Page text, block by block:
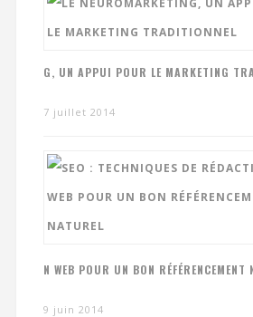
G, UN APPUI POUR LE MARKETING
7 juillet 2014
N WEB POUR UN BON RÉFÉRENCEMENT
9 juin 2014